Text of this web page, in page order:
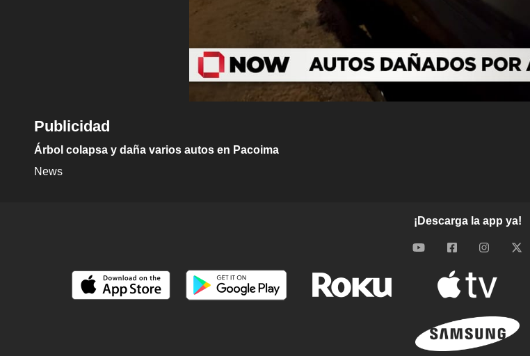
Publicidad
Árbol colapsa y daña varios autos en Pacoima
News
¡Descarga la app ya!